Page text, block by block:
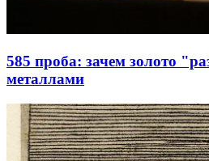
585 проба: зачем золото
металлами